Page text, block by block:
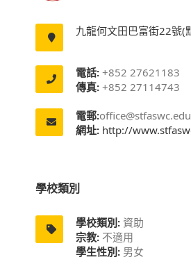
九龍何文田巴富街22號(
電話:+852 27621183
傳真:+852 27114743
電郵:
網址:http://
學校類別
學校類別:資助
宗教:不適用
學生性別:男女